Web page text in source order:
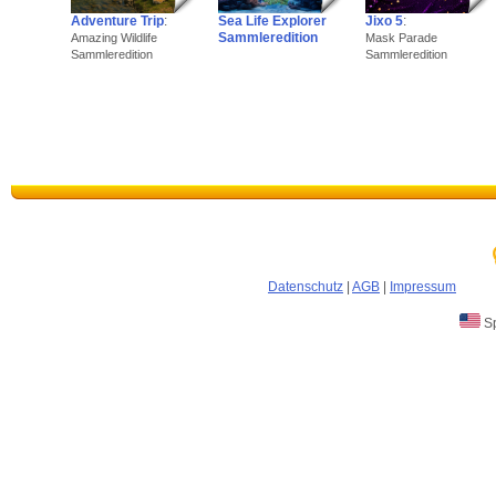
Adventure Trip:
Amazing Wildlife
Sammleredition
Sea Life Explorer
Sammleredition
Jixo 5:
Mask Parade
Sammleredition
Datenschutz AGB Impressum